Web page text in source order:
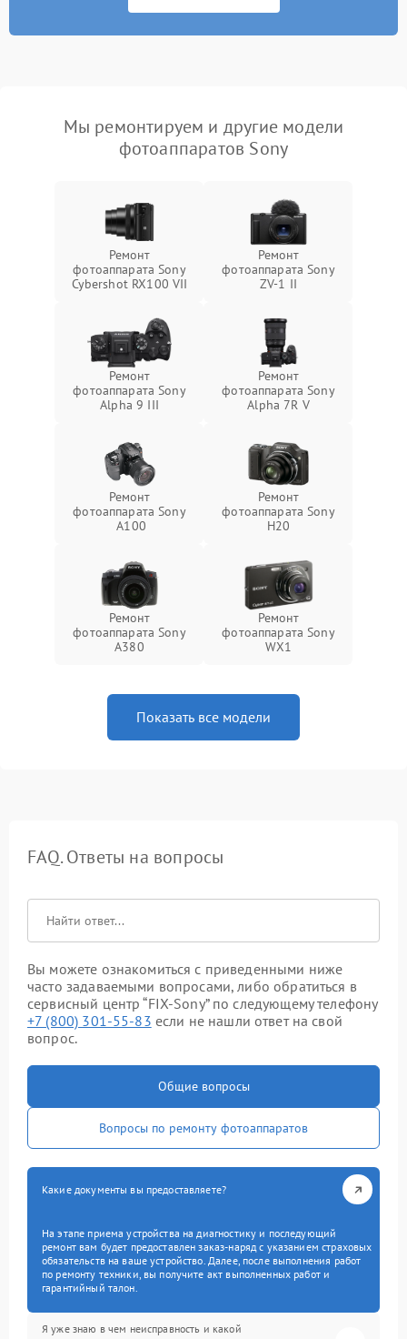
Мы ремонтируем и другие модели
фотоаппаратов Sony
Ремонт
фотоаппарата Sony
Cybershot RX100 VII
Ремонт
фотоаппарата Sony
ZV-1 II
Ремонт
фотоаппарата Sony
Alpha 9 III
Ремонт
фотоаппарата Sony
Alpha 7R V
Ремонт
фотоаппарата Sony
A100
Ремонт
фотоаппарата Sony
H20
Ремонт
фотоаппарата Sony
A380
Ремонт
фотоаппарата Sony
WX1
Показать все модели
FAQ. Ответы на вопросы
Вы можете ознакомиться с приведенными ниже
часто задаваемыми вопросами, либо обратиться в
сервисный центр “FIX-Sony” по следующему телефону
+7 (800) 301-55-83 если не нашли ответ на свой
вопрос.
Общие вопросы
Вопросы по ремонту фотоаппаратов
Какие документы вы предоставляете?
На этапе приема устройства на диагностику и последующий
ремонт вам будет предоставлен заказ-наряд с указанием страховых
обязательств на ваше устройство. Далее, после выполнения работ
по ремонту техники, вы получите акт выполненных работ и
гарантийный талон.
Я уже знаю в чем неисправность и какой